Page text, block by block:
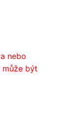
nebo
může být